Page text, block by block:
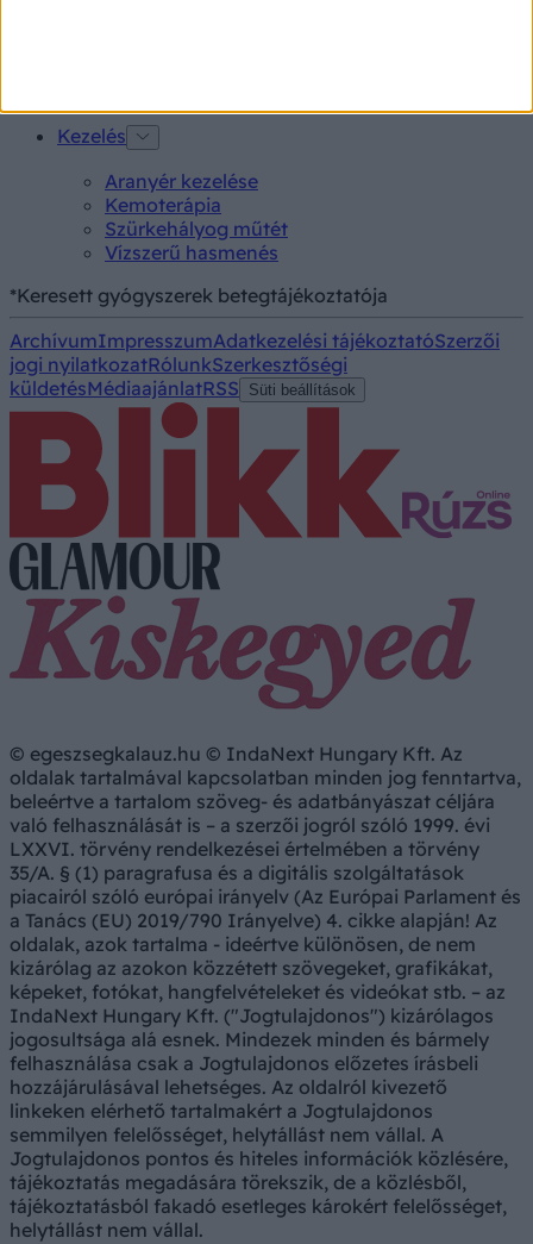
Kezelés
Aranyér kezelése
Kemoterápia
Szürkehályog műtét
Vízszerű hasmenés
*Keresett gyógyszerek betegtájékoztatója
ArchívumImpresszumAdatkezelési tájékoztatóSzerzői
jogi nyilatkozatRólunkSzerkesztőségi
küldetésMédiaajánlatRSS Süti beállítások
© egeszsegkalauz.hu © IndaNext Hungary Kft. Az
oldalak tartalmával kapcsolatban minden jog fenntartva,
beleértve a tartalom szöveg- és adatbányászat céljára
való felhasználását is – a szerzői jogról szóló 1999. évi
LXXVI. törvény rendelkezései értelmében a törvény
35/A. § (1) paragrafusa és a digitális szolgáltatások
piacairól szóló európai irányelv (Az Európai Parlament és
a Tanács (EU) 2019/790 Irányelve) 4. cikke alapján! Az
oldalak, azok tartalma - ideértve különösen, de nem
kizárólag az azokon közzétett szövegeket, grafikákat,
képeket, fotókat, hangfelvételeket és videókat stb. – az
IndaNext Hungary Kft. ("Jogtulajdonos") kizárólagos
jogosultsága alá esnek. Mindezek minden és bármely
felhasználása csak a Jogtulajdonos előzetes írásbeli
hozzájárulásával lehetséges. Az oldalról kivezető
linkeken elérhető tartalmakért a Jogtulajdonos
semmilyen felelősséget, helytállást nem vállal. A
Jogtulajdonos pontos és hiteles információk közlésére,
tájékoztatás megadására törekszik, de a közlésből,
tájékoztatásból fakadó esetleges károkért felelősséget,
helytállást nem vállal.